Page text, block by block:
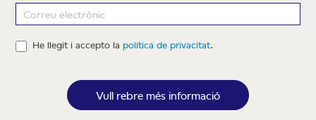
Newsletter
He llegit i accepto lapolítica de privacitat.
Vull rebre més informació